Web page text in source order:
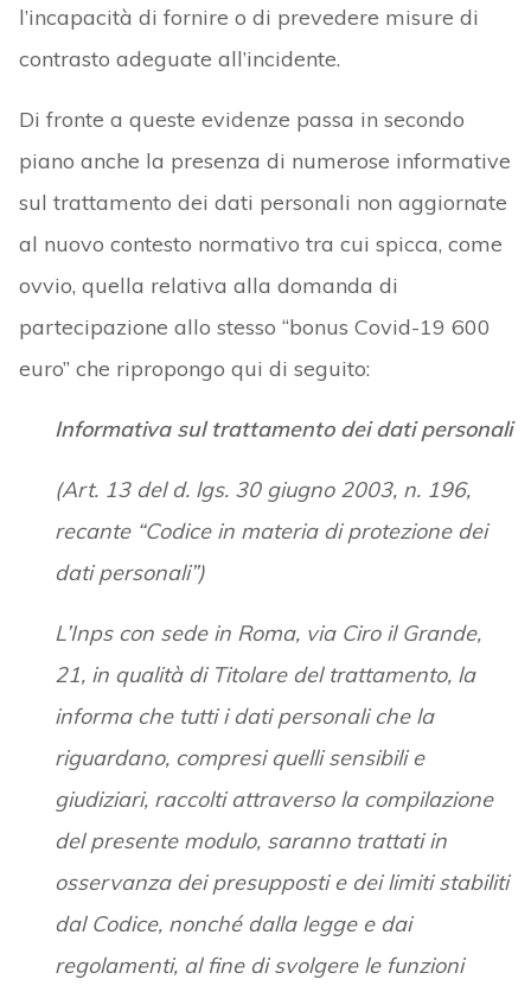
l’incapacità di fornire o di prevedere misure di
contrasto adeguate all’incidente.
Di fronte a queste evidenze passa in secondo
piano anche la presenza di numerose informative
sul trattamento dei dati personali non aggiornate
al nuovo contesto normativo tra cui spicca, come
ovvio, quella relativa alla domanda di
partecipazione allo stesso “bonus Covid-19 600
euro” che ripropongo qui di seguito:
Informativa sul trattamento dei dati personali
(Art. 13 del d. lgs. 30 giugno 2003, n. 196,
recante “Codice in materia di protezione dei
dati personali”)
L’Inps con sede in Roma, via Ciro il Grande,
21, in qualità di Titolare del trattamento, la
informa che tutti i dati personali che la
riguardano, compresi quelli sensibili e
giudiziari, raccolti attraverso la compilazione
del presente modulo, saranno trattati in
osservanza dei presupposti e dei limiti stabiliti
dal Codice, nonché dalla legge e dai
regolamenti, al fine di svolgere le funzioni